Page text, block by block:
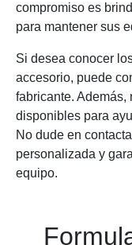
compromiso es
para mantener sus
Si desea conocer
accesorio, puede
fabricante. Además,
disponibles para
No dude en
personalizada y
equipo.